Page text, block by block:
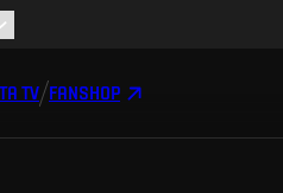
TV FANSHOP